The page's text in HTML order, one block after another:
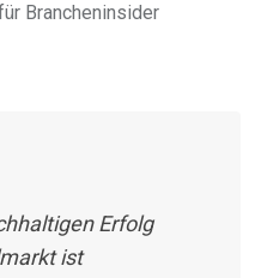
Brancheninsider
Erfolg
ist